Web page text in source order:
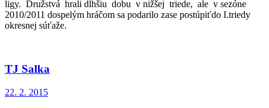
ligy. Družstvá hrali dlhšiu dobu v nižšej triede, ale v sezóne
2010/2011 dospelým hráčom sa podarilo zase postúpiťdo I.triedy
okresnej súťaže.
TJ Salka
22. 2. 2015